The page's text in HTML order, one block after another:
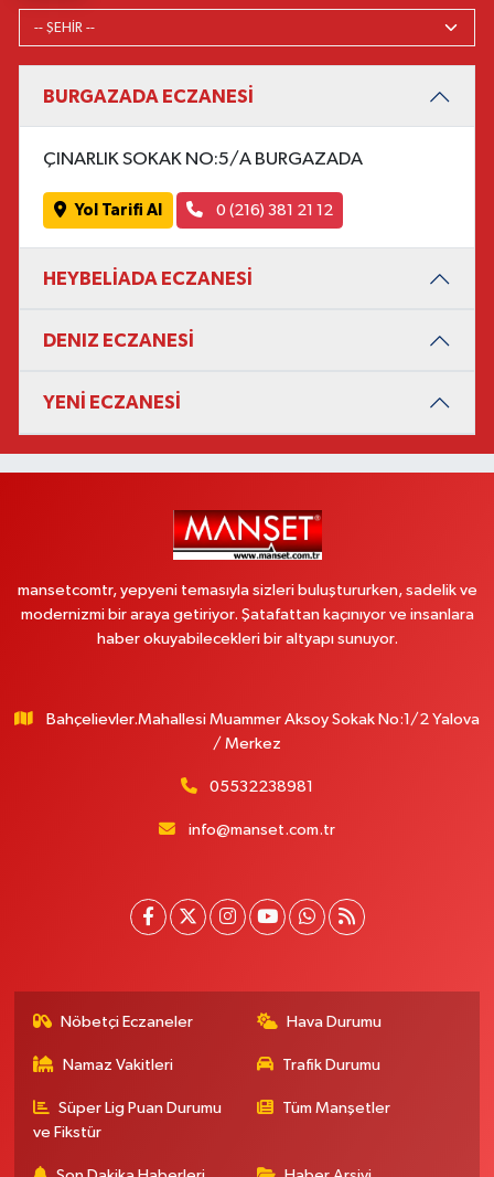
BURGAZADA ECZANESİ
ÇINARLIK SOKAK NO:5/A BURGAZADA
Yol Tarifi Al 0 (216) 381 21 12
HEYBELİADA ECZANESİ
DENIZ ECZANESİ
YENİ ECZANESİ
mansetcomtr, yepyeni temasıyla sizleri buluştururken, sadelik ve
modernizmi bir araya getiriyor. Şatafattan kaçınıyor ve insanlara
haber okuyabilecekleri bir altyapı sunuyor.
Bahçelievler.Mahallesi Muammer Aksoy Sokak No:1/2 Yalova
/ Merkez
05532238981
info@manset.com.tr
Nöbetçi Eczaneler Hava Durumu
Namaz Vakitleri Trafik Durumu
Süper Lig Puan Durumu
ve Fikstür
Tüm Manşetler